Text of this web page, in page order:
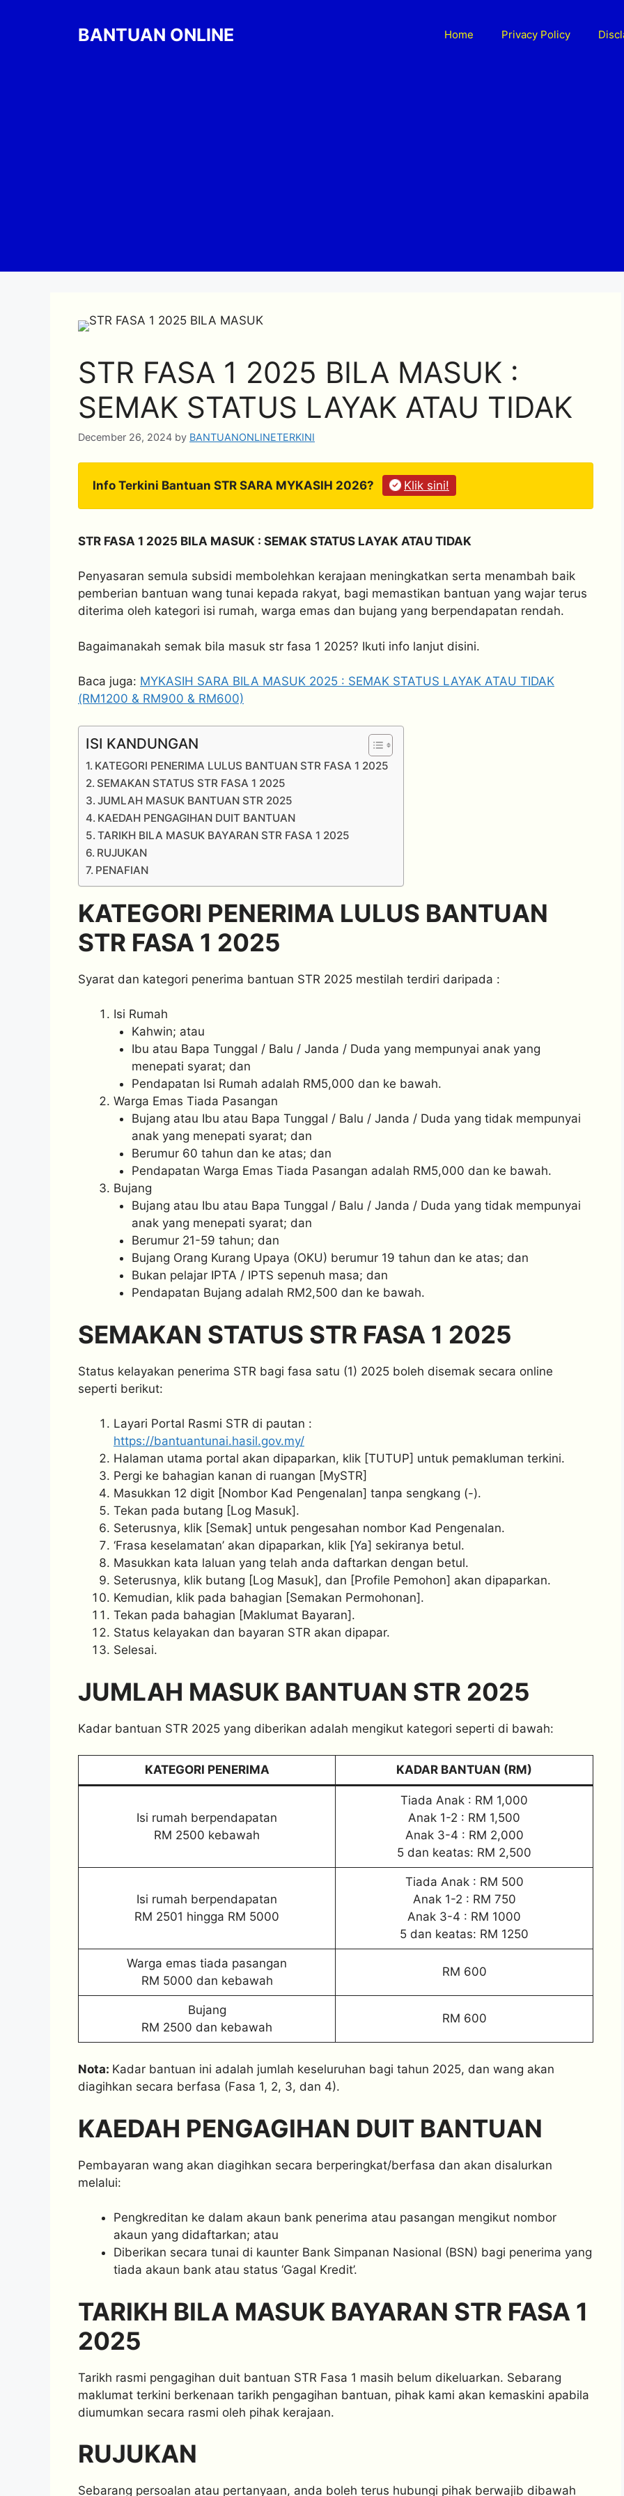
BANTUAN ONLINE Home Privacy Policy
STR FASA 1 2025 BILA MASUK :
SEMAK STATUS LAYAK ATAU TIDAK
December 26, 2024 by BANTUANONLINETERKINI
Info Terkini Bantuan STR SARA MYKASIH 2026? Klik sini!
STR FASA 1 2025 BILA MASUK : SEMAK STATUS LAYAK ATAU TIDAK
Penyasaran semula subsidi membolehkan kerajaan meningkatkan serta menambah baik
pemberian bantuan wang tunai kepada rakyat, bagi memastikan bantuan yang wajar terus
diterima oleh kategori isi rumah, warga emas dan bujang yang berpendapatan rendah.
Bagaimanakah semak bila masuk str fasa 1 2025? Ikuti info lanjut disini.
Baca juga: MYKASIH SARA BILA MASUK 2025 : SEMAK STATUS LAYAK ATAU TIDAK
(RM1200 & RM900 & RM600)
ISI KANDUNGAN
KATEGORI PENERIMA LULUS BANTUAN STR FASA 1 2025
SEMAKAN STATUS STR FASA 1 2025
JUMLAH MASUK BANTUAN STR 2025
KAEDAH PENGAGIHAN DUIT BANTUAN
TARIKH BILA MASUK BAYARAN STR FASA 1 2025
RUJUKAN
PENAFIAN
KATEGORI PENERIMA LULUS BANTUAN
STR FASA 1 2025
Syarat dan kategori penerima bantuan STR 2025 mestilah terdiri daripada :
Isi Rumah
Kahwin; atau
Ibu atau Bapa Tunggal / Balu / Janda / Duda yang mempunyai anak yang
menepati syarat; dan
Pendapatan Isi Rumah adalah RM5,000 dan ke bawah.
Warga Emas Tiada Pasangan
Bujang atau Ibu atau Bapa Tunggal / Balu / Janda / Duda yang tidak mempunyai
anak yang menepati syarat; dan
Berumur 60 tahun dan ke atas; dan
Pendapatan Warga Emas Tiada Pasangan adalah RM5,000 dan ke bawah.
Bujang
Bujang atau Ibu atau Bapa Tunggal / Balu / Janda / Duda yang tidak mempunyai
anak yang menepati syarat; dan
Berumur 21-59 tahun; dan
Bujang Orang Kurang Upaya (OKU) berumur 19 tahun dan ke atas; dan
Bukan pelajar IPTA / IPTS sepenuh masa; dan
Pendapatan Bujang adalah RM2,500 dan ke bawah.
SEMAKAN STATUS STR FASA 1 2025
Status kelayakan penerima STR bagi fasa satu (1) 2025 boleh disemak secara online
seperti berikut:
Layari Portal Rasmi STR di pautan :
https://bantuantunai.hasil.gov.my/
Halaman utama portal akan dipaparkan, klik [TUTUP] untuk pemakluman terkini.
Pergi ke bahagian kanan di ruangan [MySTR]
Masukkan 12 digit [Nombor Kad Pengenalan] tanpa sengkang (-).
Tekan pada butang [Log Masuk].
Seterusnya, klik [Semak] untuk pengesahan nombor Kad Pengenalan.
‘Frasa keselamatan’ akan dipaparkan, klik [Ya] sekiranya betul.
Masukkan kata laluan yang telah anda daftarkan dengan betul.
Seterusnya, klik butang [Log Masuk], dan [Profile Pemohon] akan dipaparkan.
Kemudian, klik pada bahagian [Semakan Permohonan].
Tekan pada bahagian [Maklumat Bayaran].
Status kelayakan dan bayaran STR akan dipapar.
Selesai.
JUMLAH MASUK BANTUAN STR 2025
Kadar bantuan STR 2025 yang diberikan adalah mengikut kategori seperti di bawah:
KATEGORI PENERIMA KADAR BANTUAN (RM)
Isi rumah berpendapatan
RM 2500 kebawah
Tiada Anak : RM 1,000
Anak 1-2 : RM 1,500
Anak 3-4 : RM 2,000
5 dan keatas: RM 2,500
Isi rumah berpendapatan
RM 2501 hingga RM 5000
Tiada Anak : RM 500
Anak 1-2 : RM 750
Anak 3-4 : RM 1000
5 dan keatas: RM 1250
Warga emas tiada pasangan
RM 5000 dan kebawah
RM 600
Bujang
RM 2500 dan kebawah
RM 600
Nota: Kadar bantuan ini adalah jumlah keseluruhan bagi tahun 2025, dan wang akan
diagihkan secara berfasa (Fasa 1, 2, 3, dan 4).
KAEDAH PENGAGIHAN DUIT BANTUAN
Pembayaran wang akan diagihkan secara berperingkat/berfasa dan akan disalurkan
melalui:
Pengkreditan ke dalam akaun bank penerima atau pasangan mengikut nombor
akaun yang didaftarkan; atau
Diberikan secara tunai di kaunter Bank Simpanan Nasional (BSN) bagi penerima yang
tiada akaun bank atau status ‘Gagal Kredit’.
TARIKH BILA MASUK BAYARAN STR FASA 1
2025
Tarikh rasmi pengagihan duit bantuan STR Fasa 1 masih belum dikeluarkan. Sebarang
maklumat terkini berkenaan tarikh pengagihan bantuan, pihak kami akan kemaskini apabila
diumumkan secara rasmi oleh pihak kerajaan.
RUJUKAN
Sebarang persoalan atau pertanyaan, anda boleh terus hubungi pihak berwajib dibawah